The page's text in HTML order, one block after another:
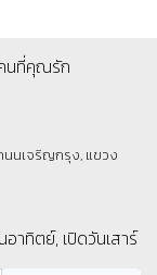
นที่คุณรัก
นนเจริญกรุง, แขวง
าทิตย์, เปิดวันเสาร์